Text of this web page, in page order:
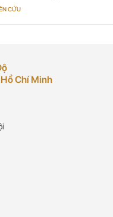
CỨU
Chí Minh